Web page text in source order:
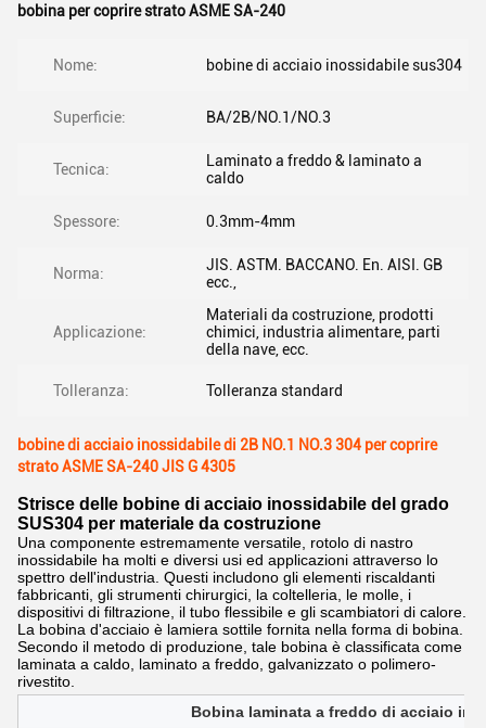
bobina per coprire strato ASME SA-240
Nome: bobine di acciaio inossidabile sus304
Superficie: BA/2B/NO.1/NO.3
Tecnica:
Laminato a freddo & laminato a
caldo
Spessore: 0.3mm-4mm
Norma:
JIS. ASTM. BACCANO. En. AISI. GB
ecc.,
Applicazione:
Materiali da costruzione, prodotti
chimici, industria alimentare, parti
della nave, ecc.
Tolleranza: Tolleranza standard
bobine di acciaio inossidabile di 2B NO.1 NO.3 304 per coprire
strato ASME SA-240 JIS G 4305
Strisce delle bobine di acciaio inossidabile del grado
SUS304 per materiale da costruzione
Una componente estremamente versatile, rotolo di nastro
inossidabile ha molti e diversi usi ed applicazioni attraverso lo
spettro dell'industria. Questi includono gli elementi riscaldanti
fabbricanti, gli strumenti chirurgici, la coltelleria, le molle, i
dispositivi di filtrazione, il tubo flessibile e gli scambiatori di calore.
La bobina d'acciaio è lamiera sottile fornita nella forma di bobina.
Secondo il metodo di produzione, tale bobina è classificata come
laminata a caldo, laminato a freddo, galvanizzato o polimero-
rivestito.
Bobina laminata a freddo di acciaio